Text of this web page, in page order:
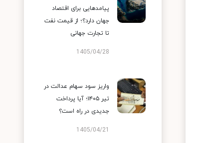
پیامدهایی برای اقتصاد
جهان دارد؟؛ از قیمت نفت
تا تجارت جهانی
1405/04/28
واریز سود سهام عدالت در
تیر ۱۴۰۵؛ آیا پرداخت
جدیدی در راه است؟
1405/04/21